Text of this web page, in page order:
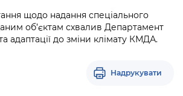
Київ Цифровий
воєнного стану
щодо надання спеціального
об’єктам схвалив Департамент
адаптації до зміни клімату КМДА.
Надрукувати